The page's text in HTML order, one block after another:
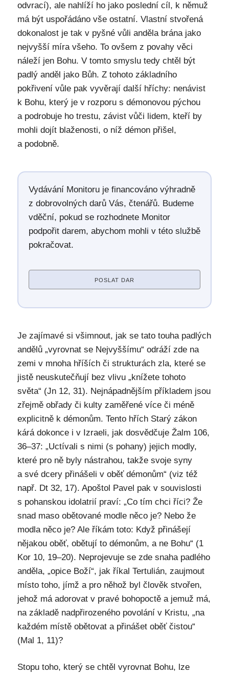
odvrací), ale nahlíží ho jako poslední cíl, k němuž
má být uspořádáno vše ostatní. Vlastní stvořená
dokonalost je tak v pyšné vůli anděla brána jako
nejvyšší míra všeho. To ovšem z povahy věci
náleží jen Bohu. V tomto smyslu tedy chtěl být
padlý anděl jako Bůh. Z tohoto základního
pokřivení vůle pak vyvěrají další hříchy: nenávist
k Bohu, který je v rozporu s démonovou pýchou
a podrobuje ho trestu, závist vůči lidem, kteří by
mohli dojít blaženosti, o níž démon přišel,
a podobně.
Vydávání Monitoru je financováno výhradně
z dobrovolných darů Vás, čtenářů. Budeme
vděční, pokud se rozhodnete Monitor
podpořit darem, abychom mohli v této službě
pokračovat.
POSLAT DAR
Je zajímavé si všimnout, jak se tato touha padlých
andělů „vyrovnat se Nejvyššímu“ odráží zde na
zemi v mnoha hříších či strukturách zla, které se
jistě neuskutečňují bez vlivu „knížete tohoto
světa“ (Jn 12, 31). Nejnápadnějším příkladem jsou
zřejmě obřady či kulty zaměřené více či méně
explicitně k démonům. Tento hřích Starý zákon
kárá dokonce i v Izraeli, jak dosvědčuje Žalm 106,
36–37: „Uctívali s nimi (s pohany) jejich modly,
které pro ně byly nástrahou, takže svoje syny
a své dcery přinášeli v oběť démonům“ (viz též
např. Dt 32, 17). Apoštol Pavel pak v souvislosti
s pohanskou idolatrií praví: „Co tím chci říci? Že
snad maso obětované modle něco je? Nebo že
modla něco je? Ale říkám toto: Když přinášejí
nějakou oběť, obětují to démonům, a ne Bohu“ (1
Kor 10, 19–20). Neprojevuje se zde snaha padlého
anděla, „opice Boží“, jak říkal Tertulián, zaujmout
místo toho, jímž a pro něhož byl člověk stvořen,
jehož má adorovat v pravé bohopoctě a jemuž má,
na základě nadpřirozeného povolání v Kristu, „na
každém místě obětovat a přinášet oběť čistou“
(Mal 1, 11)?
Stopu toho, který se chtěl vyrovnat Bohu, lze